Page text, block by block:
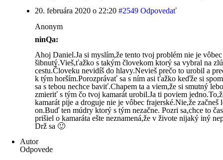
20. februára 2020 o 22:20 #2549 Odpovedať
Anonym
ninQa:
Ahoj Daniel.Ja si myslím,že tento tvoj problém nie je vôbec
šibnutý.Vieš,ťažko s takým človekom ktorý sa vybral na zlú
cestu.Človeku nevidíš do hlavy.Nevieš prečo to urobil a
k tým horším.Porozprávať sa s ním asi ťažko keďže si
sa s tebou nechce baviť.Chapem ta a viem,že si smutný
zmieriť s tým čo tvoj kamarát urobil.Ja ti poviem
kamarát pije a droguje nie je vôbec frajerské.Nie,že začneš
on.Buď ten múdry ktorý s tým nezačne. Pozri sa,chce to
prišiel o kamaráta ešte neznamená,že v živote nijaký iný
Drž sa 🙂
Autor
Odpovede